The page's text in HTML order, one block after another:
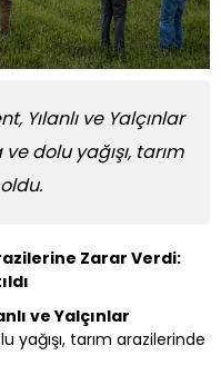
Yılanlı ve Yalçınlar
dolu yağışı, tarım
Zarar Verdi:
ve Yalçınlar
yağışı, tarım arazilerinde